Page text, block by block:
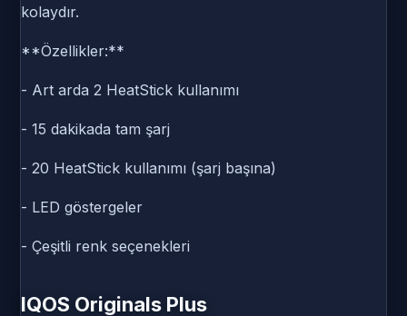
kolaydır.
**Özellikler:**
- Art arda 2 HeatStick kullanımı
- 15 dakikada tam şarj
- 20 HeatStick kullanımı (şarj başına)
- LED göstergeler
- Çeşitli renk seçenekleri
IQOS Originals Plus